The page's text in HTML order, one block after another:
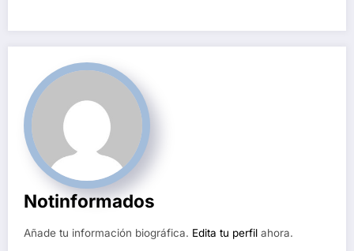
Notinformados
Añade tu información biográfica. Edita tu perfil ahora.